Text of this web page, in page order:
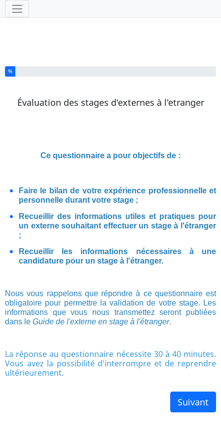
Outils
Vous avez complété % de ce questionnaire.
%
Évaluation des stages d'externes à l'etranger
Ce questionnaire a pour objectifs de :
Faire le bilan de votre expérience professionnelle et
personnelle durant votre stage ;
Recueillir des informations utiles et pratiques pour
un externe souhaitant effectuer un stage à l'étranger
;
Recueillir les informations nécessaires à une
candidature pour un stage à l'étranger.
Nous vous rappelons que répondre à ce questionnaire est
obligatoire pour permettre la validation de votre stage. Les
informations que vous nous transmettez seront publiées
dans le Guide de l'externe en stage à l'étranger.
La réponse au questionnaire nécessite 30 à 40 minutes.
Vous avez la possibilité d'interrompre et de reprendre
ultérieurement.
Suivant